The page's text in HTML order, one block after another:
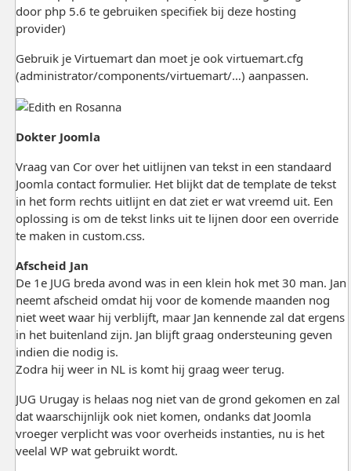
door php 5.6 te gebruiken specifiek bij deze hosting
provider)
Gebruik je Virtuemart dan moet je ook virtuemart.cfg
(administrator/components/virtuemart/…) aanpassen.
Dokter Joomla
Vraag van Cor over het uitlijnen van tekst in een standaard
Joomla contact formulier. Het blijkt dat de template de tekst
in het form rechts uitlijnt en dat ziet er wat vreemd uit. Een
oplossing is om de tekst links uit te lijnen door een override
te maken in custom.css.
Afscheid Jan
De 1e JUG breda avond was in een klein hok met 30 man. Jan
neemt afscheid omdat hij voor de komende maanden nog
niet weet waar hij verblijft, maar Jan kennende zal dat ergens
in het buitenland zijn. Jan blijft graag ondersteuning geven
indien die nodig is.
Zodra hij weer in NL is komt hij graag weer terug.
JUG Urugay is helaas nog niet van de grond gekomen en zal
dat waarschijnlijk ook niet komen, ondanks dat Joomla
vroeger verplicht was voor overheids instanties, nu is het
veelal WP wat gebruikt wordt.